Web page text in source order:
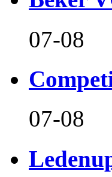
07-08
07-08